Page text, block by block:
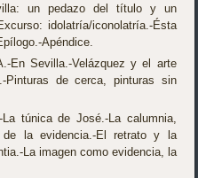
un pedazo del título y un
idolatría/iconolatría.-Ésta
Apéndice.
En Sevilla.-Velázquez y el arte
Pinturas de cerca, pinturas sin
túnica de José.-La calumnia,
de la evidencia.-El retrato y la
La imagen como evidencia, la